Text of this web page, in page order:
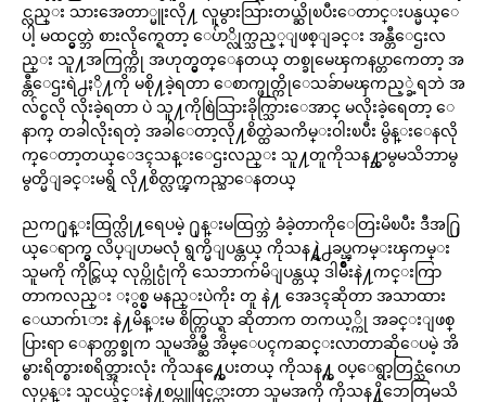
င္လည္း သားအေတာ္မူးလို႔ လူမွားသြားတယ္ဆိုၿပီးေတာင္းပန္မယ္ေ
ပါ့ မထင္မွတ္ဘဲ စားလိုက္ရေတာ့ ေပ်ာ္လိုက္သည့္ျဖစ္ျခင္း အန္တီေဌးလ
ည္း သူ႔အကြက္ကို အဟုတ္မွတ္ေနတယ္ တစ္ခုမေၾကနပ္တာကေတာ့ အ
န္တီေဌးရဲ႕ႏို႔ကို မစို႔ခဲ့ရတာ ေစာက္ဖုတ္ကိုေသခ်ာမၾကည့္ခဲ့ရဘဲ အ
လ်င္စလို လိုးခဲ့ရတာ ပဲ သူ႔ကိုစြဲသြားခိုက္သြားေအာင္ မလိုးခဲ့ရေတာ့ ေ
နာက္ တခါလိုးရတဲ့ အခါေတာ့လို႔စိတ္ထဲႀကိမ္းဝါးၿပီး မွိန္းေနလို
က္ေတာ့တယ္ေဒၚသန္းေဌးလည္း သူ႔တူကိုသန႔္ဘာမွမသိဘာမွ
မွတ္မိျခင္းမရွိ လို႔စိတ္လက္ၾကည္သာေနတယ္
ညက႐ုန္းထြက္လို႔ရေပမဲ့ ႐ုန္းမထြက္ဘဲ ခံခဲ့တာကိုေတြးမိၿပီး ဒီအ႐ြ
ယ္ေရာက္မွ လိပ္ျပာမလုံ ရွက္မိျပန္တယ္ ကိုသန႔္ရဲ႕ခပ္ၾကမ္းၾကမ္း
သူမကို ကိုင္တြယ္ လုပ္ကိုင္ပုံကို သေဘာက်မိျပန္တယ္ ဒါမ်ိဳးနဲ႔ကင္းကြာ
တာကလည္း ႏွစ္မွ မနည္းပဲကိုး တူ နဲ႔ အေဒၚဆိုတာ အသာထား
ေယာက်ၤား နဲ႔မိန္းမ စိတ္ကြယ္ရာ ဆိုတာက တကယ့္ကို အခင္းျဖစ္
ပြားရာ ေနာက္တစ္ခုက သူမအိမ္ဆီ အိမ္ေပၚကဆင္းလာတာဆိုေပမဲ့ အိ
မ္စားရိတ္စားစရိတ္အားလုံး ကိုသန႔္ကေပးတယ္ ကိုသန႔္က ဝပ္ေရွာ့တြင္သံဂေဟ
လုပ္ငန္း သူငယ္ခ်င္းနဲ႔စပ္တူဖြင့္ထားတာ သူမအကို ကိုသန႔္မိဘေတြမသိ